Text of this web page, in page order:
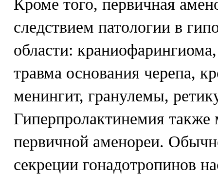
Кроме того, первичная
следствием патологии в
области:
травма основания черепа,
менингит, гранулемы,
Гиперпролактинемия
первичной аменореи.
секреции гонадотропинов